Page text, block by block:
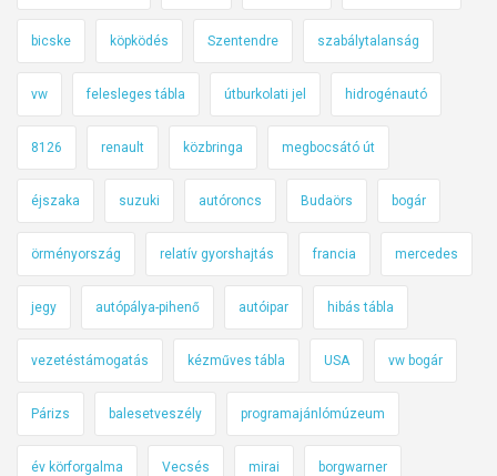
bicske köpködés Szentendre szabálytalanság
vw felesleges tábla útburkolati jel hidrogénautó
8126 renault közbringa megbocsátó út
éjszaka suzuki autóroncs Budaörs bogár
örményország relatív gyorshajtás francia mercedes
jegy autópálya-pihenő autóipar hibás tábla
vezetéstámogatás kézműves tábla USA vw bogár
Párizs balesetveszély programajánlómúzeum
év körforgalma Vecsés mirai borgwarner